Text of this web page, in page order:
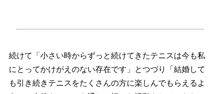
続けて「小さい時からずっと続けてきたテニスは今も私
にとってかけがえのない存在です」とつづり「結婚して
も引き続きテニスをたくさんの方に楽しんでもらえるよ